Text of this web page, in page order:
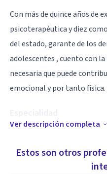
Con más de quince años de
psicoterapéutica y diez
del estado, garante de los
adolescentes , cuento con la
necesaria que puede
emocional y por tanto física.
Especialidad
El factor más importante
me es imprescindible estar
Ver descripción completa
Estos son otros